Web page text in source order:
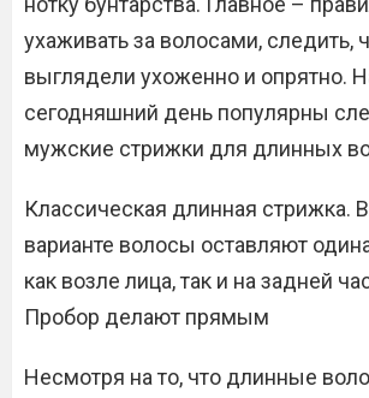
ухаживать за волосами, следить,
выглядели ухоженно и опрятно.
сегодняшний день популярны
мужские стрижки для длинных
Классическая длинная стрижка.
варианте волосы оставляют
как возле лица, так и на задней
Пробор делают прямым
Несмотря на то, что длинные